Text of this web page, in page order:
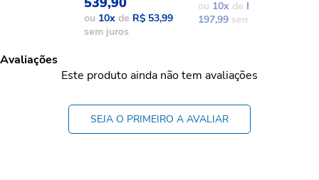
ou 10xde R$ 53,99
sem juros
ou 10xde R$
197,99sem juros
Avaliações
Este produto ainda não tem avaliações
SEJA O PRIMEIRO A AVALIAR